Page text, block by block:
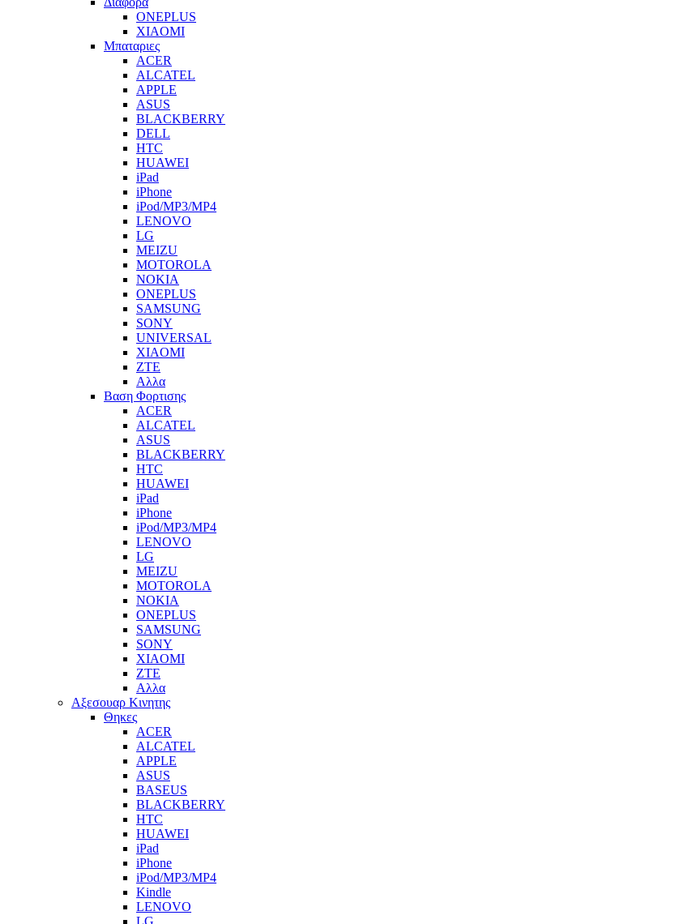
ONEPLUS
XIAOMI
Μπαταριες
ACER
ALCATEL
APPLE
ASUS
BLACKBERRY
DELL
HTC
HUAWEI
iPad
iPhone
iPod/MP3/MP4
LENOVO
LG
MEIZU
MOTOROLA
NOKIA
ONEPLUS
SAMSUNG
SONY
UNIVERSAL
XIAOMI
ZTE
Αλλα
Βαση Φορτισης
ACER
ALCATEL
ASUS
BLACKBERRY
HTC
HUAWEI
iPad
iPhone
iPod/MP3/MP4
LENOVO
LG
MEIZU
MOTOROLA
NOKIA
ONEPLUS
SAMSUNG
SONY
XIAOMI
ZTE
Αλλα
Αξεσουαρ Κινητης
Θηκες
ACER
ALCATEL
APPLE
ASUS
BASEUS
BLACKBERRY
HTC
HUAWEI
iPad
iPhone
iPod/MP3/MP4
Kindle
LENOVO
LG